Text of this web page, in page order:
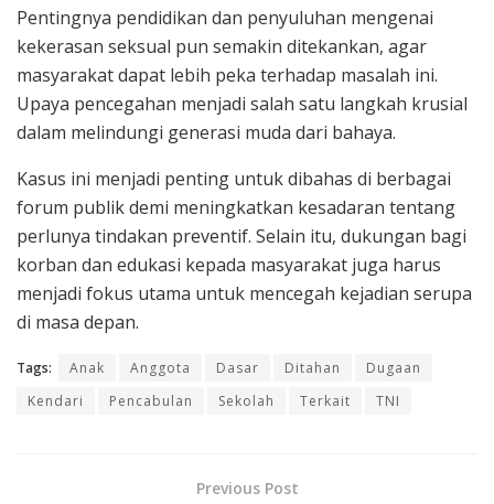
Pentingnya pendidikan dan penyuluhan mengenai
kekerasan seksual pun semakin ditekankan, agar
masyarakat dapat lebih peka terhadap masalah ini.
Upaya pencegahan menjadi salah satu langkah krusial
dalam melindungi generasi muda dari bahaya.
Kasus ini menjadi penting untuk dibahas di berbagai
forum publik demi meningkatkan kesadaran tentang
perlunya tindakan preventif. Selain itu, dukungan bagi
korban dan edukasi kepada masyarakat juga harus
menjadi fokus utama untuk mencegah kejadian serupa
di masa depan.
Tags: Anak Anggota Dasar Ditahan
Dugaan
Kendari
Pencabulan Sekolah Terkait TNI
Previous Post